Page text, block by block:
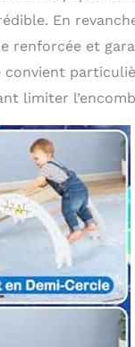
En
renforcée et
convient
limiter